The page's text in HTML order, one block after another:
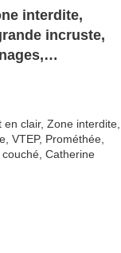
interdite,
incruste,